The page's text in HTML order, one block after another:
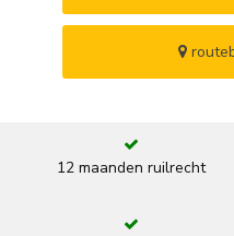
12 maanden ruilrecht